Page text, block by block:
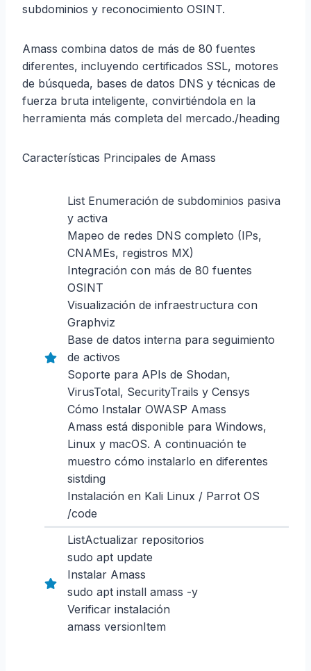
subdominios y reconocimiento OSINT.
Amass combina datos de más de 80 fuentes
diferentes, incluyendo certificados SSL, motores
de búsqueda, bases de datos DNS y técnicas de
fuerza bruta inteligente, convirtiéndola en la
herramienta más completa del mercado./heading
Características Principales de Amass
List Enumeración de subdominios pasiva
y activa
Mapeo de redes DNS completo (IPs,
CNAMEs, registros MX)
Integración con más de 80 fuentes
OSINT
Visualización de infraestructura con
Graphviz
Base de datos interna para seguimiento
de activos
Soporte para APIs de Shodan,
VirusTotal, SecurityTrails y Censys
Cómo Instalar OWASP Amass
Amass está disponible para Windows,
Linux y macOS. A continuación te
muestro cómo instalarlo en diferentes
sistding
Instalación en Kali Linux / Parrot OS
/code
ListActualizar repositorios
sudo apt update
Instalar Amass
sudo apt install amass -y
Verificar instalación
amass versionItem